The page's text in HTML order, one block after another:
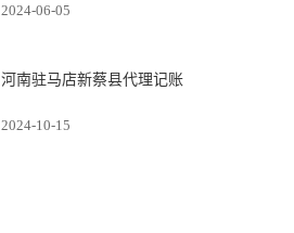
2024-06-05
河南驻马店新蔡县代理记账
2024-10-15